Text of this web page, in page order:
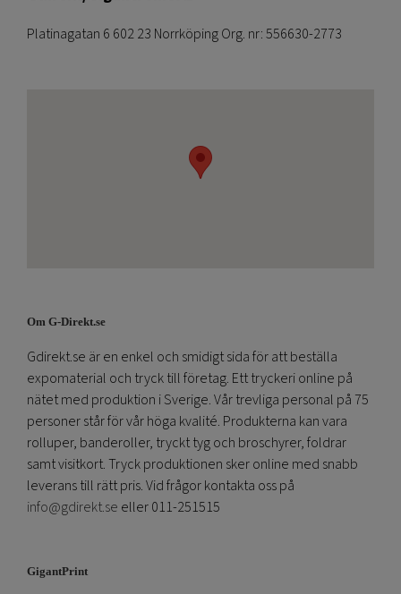
Platinagatan 6 602 23 Norrköping Org. nr: 556630-2773
Om G-Direkt.se
Gdirekt.se är en enkel och smidigt sida för att beställa
expomaterial och tryck till företag. Ett tryckeri online på
nätet med produktion i Sverige. Vår trevliga personal på 75
personer står för vår höga kvalité. Produkterna kan vara
rolluper, banderoller, tryckt tyg och broschyrer, foldrar
samt visitkort. Tryck produktionen sker online med snabb
leverans till rätt pris. Vid frågor kontakta oss på
info@gdirekt.se eller 011-251515
GigantPrint